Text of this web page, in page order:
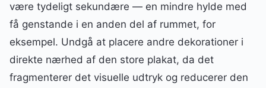
være tydeligt sekundære — en mindre hylde med
få genstande i en anden del af rummet, for
eksempel. Undgå at placere andre dekorationer i
direkte nærhed af den store plakat, da det
fragmenterer det visuelle udtryk og reducerer den